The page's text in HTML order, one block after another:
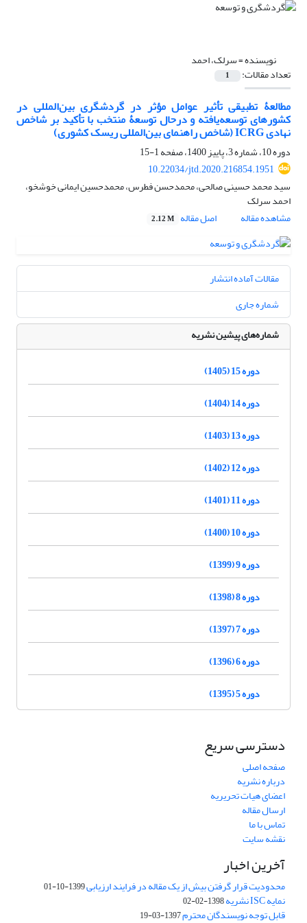
نویسنده =سرلک، احمد
تعداد مقالات: 1
مطالعۀ تطبیقی تأثیر عوامل مؤثر در گردشگری بین‌المللی در
کشورهای توسعه‌یافته و درحال توسعۀ منتخب با تأکید بر شاخص
نهادی ICRG (شاخص راهنمای بین‌المللی ریسک کشوری)
دوره 10، شماره 3، پاییز 1400، صفحه
1-15
10.22034/jtd.2020.216854.1951
سید محمد حسینی صالحی، محمدحسن فطرس، محمدحسین ایمانی خوشخو،
احمد سرلک
مشاهده مقاله
اصل مقاله 2.12 M
مقالات آماده انتشار
شماره جاری
شماره‌های پیشین نشریه
دوره 15 (1405)
دوره 14 (1404)
دوره 13 (1403)
دوره 12 (1402)
دوره 11 (1401)
دوره 10 (1400)
دوره 9 (1399)
دوره 8 (1398)
دوره 7 (1397)
دوره 6 (1396)
دوره 5 (1395)
دسترسی سریع
صفحه اصلی
درباره نشریه
اعضای هیات تحریریه
ارسال مقاله
تماس با ما
نقشه سایت
آخرین اخبار
محدودیت قرار گرفتن بیش از یک مقاله در فرایند ارزیابی1399-10-01
نمایه ISC نشریه 1398-02-02
قابل توجه نویسندگان محترم1397-03-19